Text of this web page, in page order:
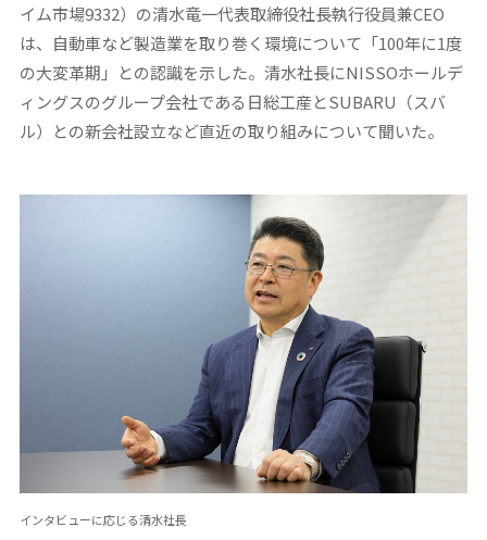
イム市場9332）の清水竜一代表取締役社長執行役員兼CEO
は、自動車など製造業を取り巻く環境について「100年に1度
の大変革期」との認識を示した。清水社長にNISSOホールデ
ィングスのグループ会社である日総工産とSUBARU（スバ
ル）との新会社設立など直近の取り組みについて聞いた。
インタビューに応じる清水社長